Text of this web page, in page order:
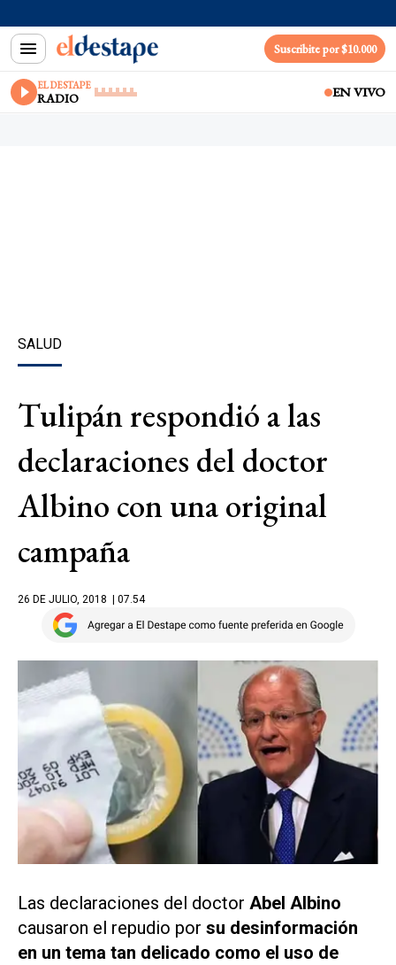
Suscribite por $10.000
EL DESTAPE
RADIO EN VIVO
SALUD
Tulipán respondió a las
declaraciones del doctor
Albino con una original
campaña
26 DE JULIO, 2018 | 07.54
Las declaraciones del doctor Abel Albino
causaron el repudio por su desinformación
en un tema tan delicado como el uso de